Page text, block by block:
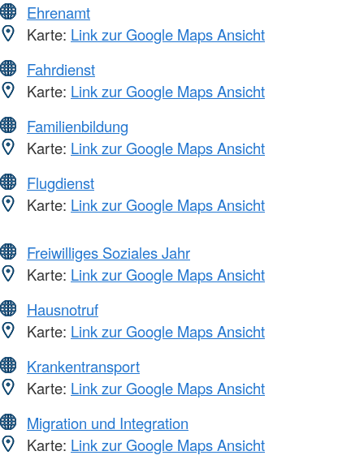
Ehrenamt
Karte: Link zur Google Maps Ansicht
Fahrdienst
Karte: Link zur Google Maps Ansicht
Familienbildung
Karte: Link zur Google Maps Ansicht
Flugdienst
Karte: Link zur Google Maps Ansicht
Freiwilliges Soziales Jahr
Karte: Link zur Google Maps Ansicht
Hausnotruf
Karte: Link zur Google Maps Ansicht
Krankentransport
Karte: Link zur Google Maps Ansicht
Migration und Integration
Karte: Link zur Google Maps Ansicht